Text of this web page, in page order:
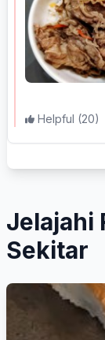
Helpful (20)
Jelajahi
Sekitar